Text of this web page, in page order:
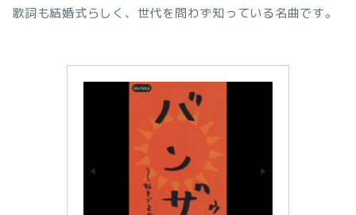
歌詞も結婚式らしく、世代を問わず知っている名曲です。